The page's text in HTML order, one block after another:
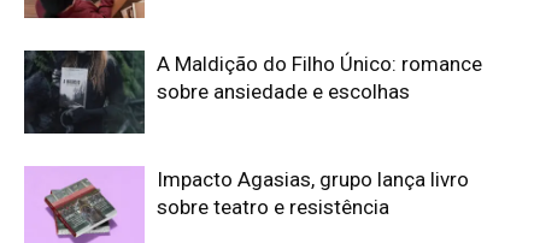
A Maldição do Filho Único: romance
sobre ansiedade e escolhas
Impacto Agasias, grupo lança livro
sobre teatro e resistência